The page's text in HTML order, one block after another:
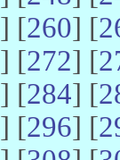
] [260] [
] [272] [
] [284] [
] [296] [